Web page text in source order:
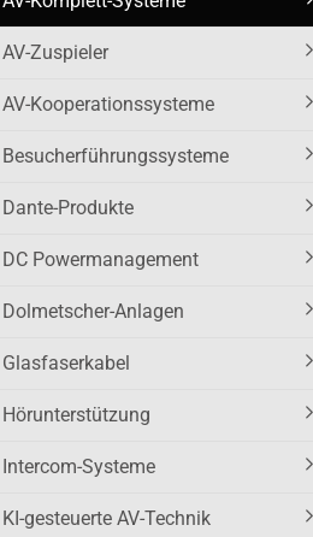
AV-Zuspieler
AV-Kooperationssysteme
Besucherführungssysteme
Dante-Produkte
DC Powermanagement
Dolmetscher-Anlagen
Glasfaserkabel
Hörunterstützung
Intercom-Systeme
KI-gesteuerte AV-Technik